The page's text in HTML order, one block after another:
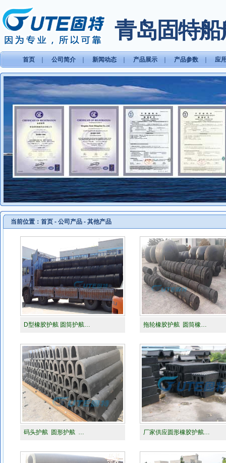
青岛固特
首页 公司简介 新闻动态 产品展示 产品参数 应
当前位置： 首页 - 公司产品 - 其他产品
D型橡胶护舷 圆筒护舷… 拖轮橡胶护舷 圆筒橡…
码头护舷 圆形护舷 … 厂家供应圆形橡胶护舷…